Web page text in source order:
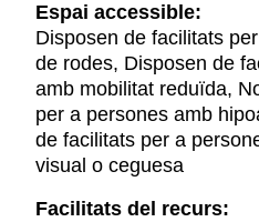
Espai accessible:
Disposen de facilitats
de rodes, Disposen de
amb mobilitat reduïda,
per a persones amb
de facilitats per a
visual o ceguesa
Facilitats del recurs: